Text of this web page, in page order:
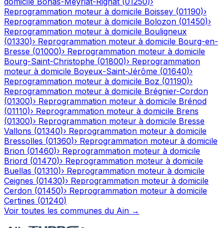
Reprogrammation moteur à domicile Boissey (01190)›
Reprogrammation moteur à domicile Bolozon (01450)›
Reprogrammation moteur à domicile Bouligneux
(01330)› Reprogrammation moteur à domicile Bourg-en-
Bresse (01000)› Reprogrammation moteur à domicile
Bourg-Saint-Christophe (01800)› Reprogrammation
moteur à domicile Boyeux-Saint-Jérôme (01640)›
Reprogrammation moteur à domicile Boz (01190)›
Reprogrammation moteur à domicile Brégnier-Cordon
(01300)› Reprogrammation moteur à domicile Brénod
(01110)› Reprogrammation moteur à domicile Brens
(01300)› Reprogrammation moteur à domicile Bresse
Vallons (01340)› Reprogrammation moteur à domicile
Bressolles (01360)› Reprogrammation moteur à domicile
Brion (01460)› Reprogrammation moteur à domicile
Briord (01470)› Reprogrammation moteur à domicile
Buellas (01310)› Reprogrammation moteur à domicile
Ceignes (01430)› Reprogrammation moteur à domicile
Cerdon (01450)› Reprogrammation moteur à domicile
Certines (01240)
Voir toutes les communes du Ain →